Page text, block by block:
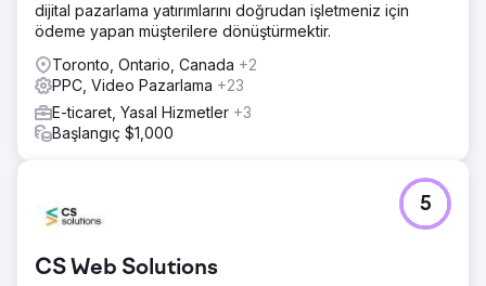
dijital pazarlama yatırımlarını doğrudan işletmeniz için
ödeme yapan müşterilere dönüştürmektir.
Toronto, Ontario, Canada +2
PPC, Video Pazarlama +23
E-ticaret, Yasal Hizmetler +3
Başlangıç $1,000
CS Web Solutions
5